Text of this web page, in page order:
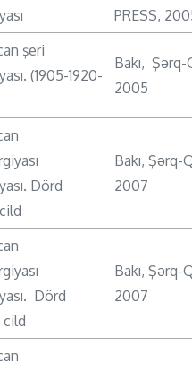
PRESS,
şeri
(1905-1920-
Bakı, Şərq-
2005
Dörd
Bakı, Şərq-
2007
Dörd
cild
Bakı, Şərq-
2007